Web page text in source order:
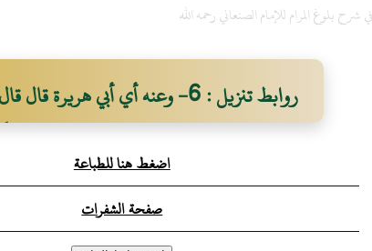
بلوغ المرام للإمام الصنعاني رحمه الله
روابط تنزيل : 6- وعنه أي أبي
يغلق" بفتح حرف المضارعة وغين معجمة
الرهن إذا خرج عن ملك الراهن واستولى
اضغط هنا للطباعة
صفحة الشفرات